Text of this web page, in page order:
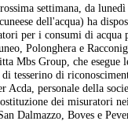
settimana, da
dell'acqua) ha
per i consumi di acqua
Polonghera e
Mbs Group, che esegue
tesserino di
Acda, personale della
dei misuratori
Dalmazzo, Boves e